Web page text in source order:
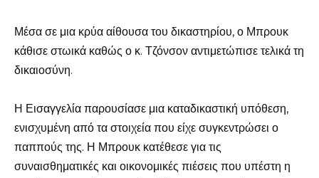
Μέσα σε μια κρύα αίθουσα του δικαστηρίου, ο Μπρουκ
κάθισε στωικά καθώς ο κ. Τζόνσον αντιμετώπισε τελικά τη
δικαιοσύνη.
Η Εισαγγελία παρουσίασε μια καταδικαστική υπόθεση,
ενισχυμένη από τα στοιχεία που είχε συγκεντρώσει ο
παππούς της. Η Μπρουκ κατέθεσε για τις
συναισθηματικές και οικονομικές πιέσεις που υπέστη η